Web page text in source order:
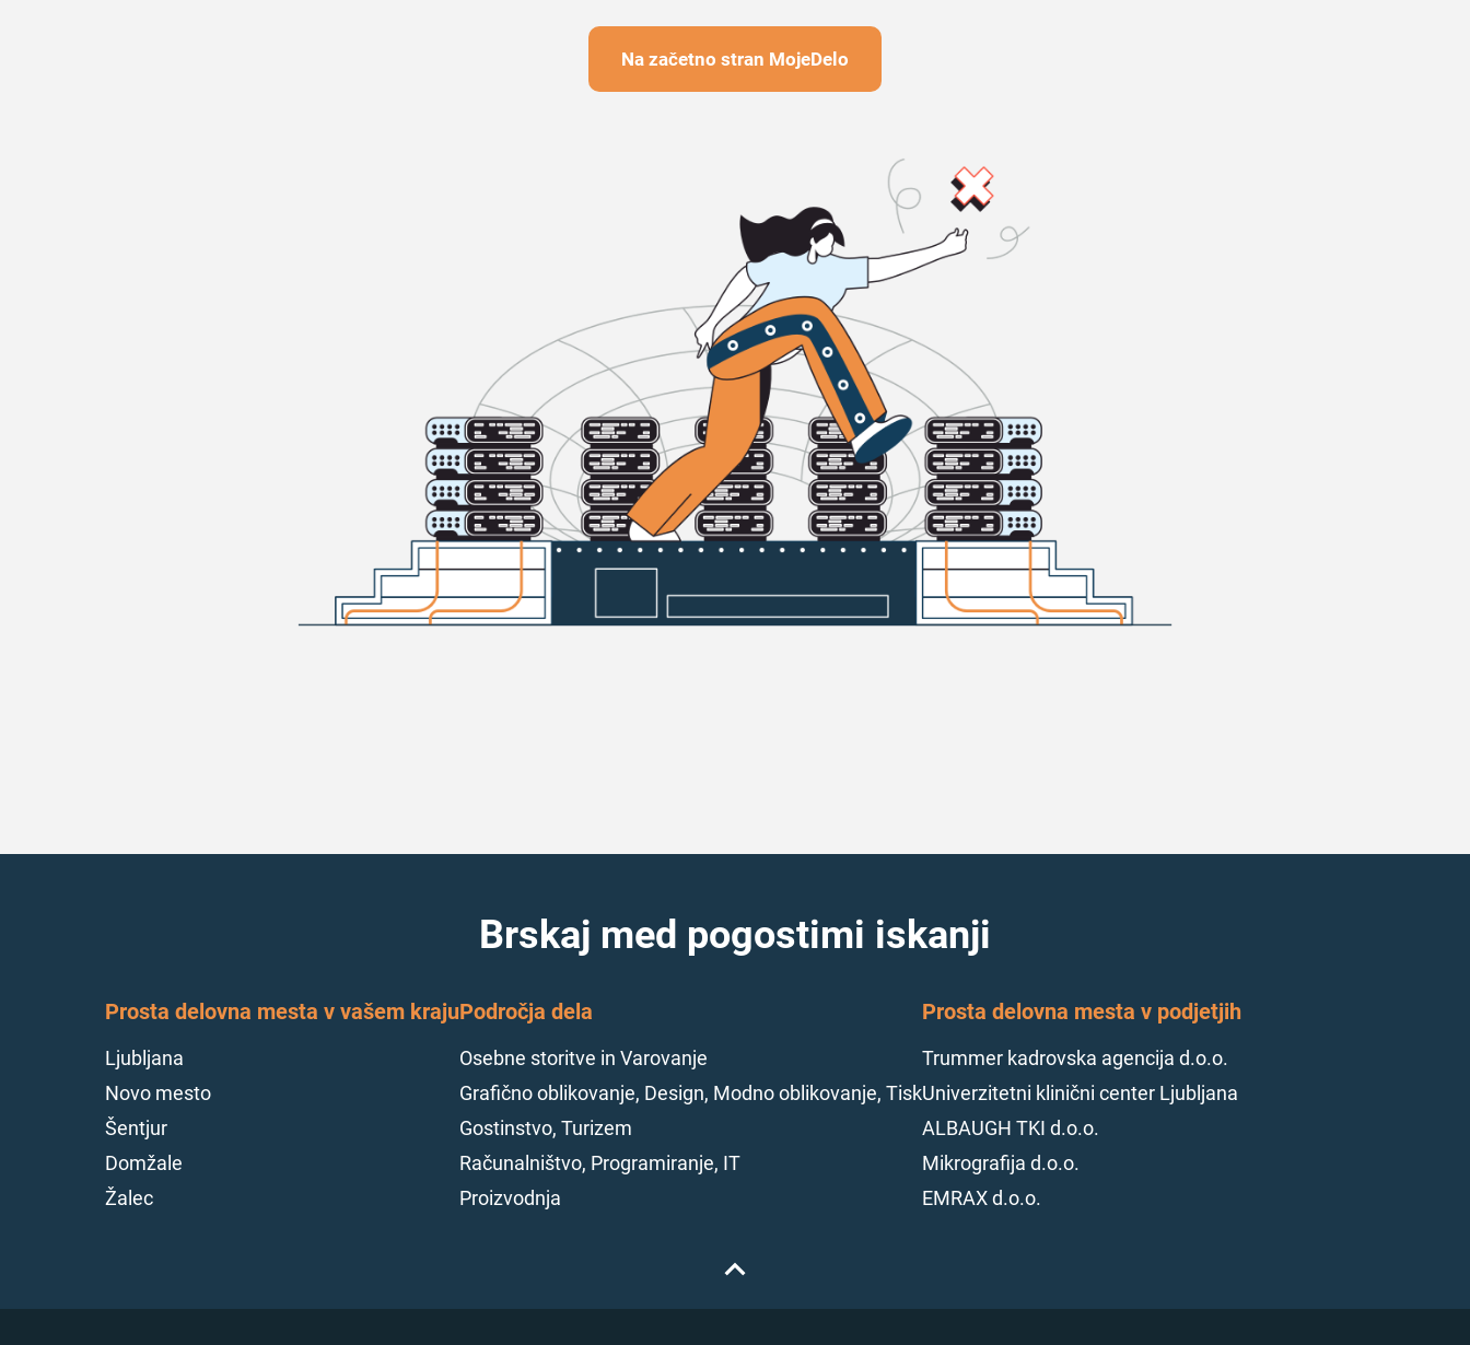
Na začetno stran MojeDelo
Brskaj med pogostimi iskanji
Prosta delovna mesta v vašem kraju
Ljubljana
Novo mesto
Šentjur
Domžale
Žalec
Področja dela
Osebne storitve in Varovanje
Grafično oblikovanje, Design, Modno oblikovanje, Tisk
Gostinstvo, Turizem
Računalništvo, Programiranje, IT
Proizvodnja
Prosta delovna mesta v podjetjih
Trummer kadrovska agencija d.o.o.
Univerzitetni klinični center Ljubljana
ALBAUGH TKI d.o.o.
Mikrografija d.o.o.
EMRAX d.o.o.